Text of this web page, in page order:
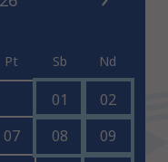
Pt Sb Nd
01
02
07 08
09